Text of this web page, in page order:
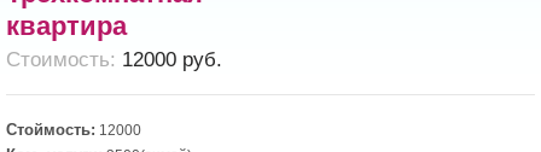
квартира
Cтоимость: 12000 руб.
Стоймость: 12000